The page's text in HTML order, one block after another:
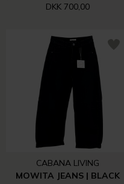
DKK 700,00
CABANA LIVING
MOWITA JEANS | BLACK